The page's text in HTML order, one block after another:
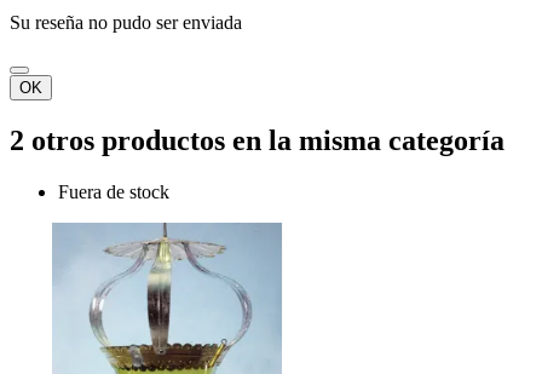
Su reseña no pudo ser enviada
OK
2 otros productos en la misma categoría
Fuera de stock